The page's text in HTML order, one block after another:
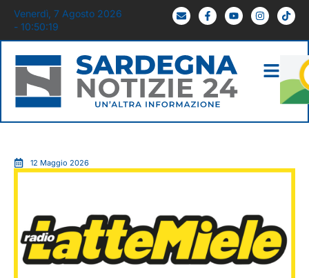
Venerdì, 7 Agosto 2026
- 10:50:20
12 Maggio 2026